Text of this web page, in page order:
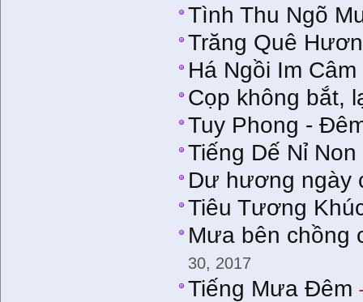
Tình Thu Ngõ
Trăng Quê
Há Ngồi Im
Cọp không bắt,
Tuy Phong -
Tiếng Dế Nỉ Non
Dư hương ngày
Tiêu Tương
Mưa bên chồng
30, 2017
Tiếng Mưa Đêm